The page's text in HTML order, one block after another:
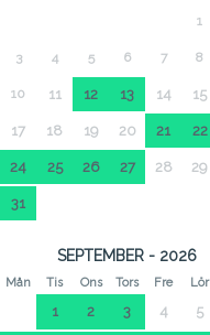
1
3 4 5 6 7 8
10 11 12 13 14 15
17 18 19 20 21 22
24 25 26 27 28 29
31
SEPTEMBER - 2026
Mån Tis Ons Tors Fre Lör
1 2 3 4 5